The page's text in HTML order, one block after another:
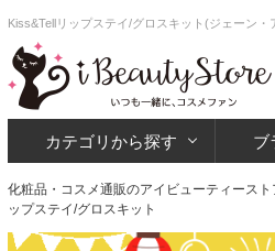
Kiss&Tellリップステイ/グロスキット(ジェーン
カテゴリから探す ブ
化粧品・コスメ通販のアイビューティースト
ップステイ/グロスキット